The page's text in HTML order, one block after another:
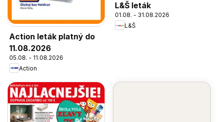
Action leták platný do
11.08.2026
05.08. - 11.08.2026
Action
L&Š leták
01.08. - 31.08.2026
L&Š